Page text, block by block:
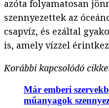
azóta folyamatosan
szennyezettek az
csapvíz, és ezáltal
is, amely vízzel
Korábbi kapcsolódó
Már emberi
műanyagok